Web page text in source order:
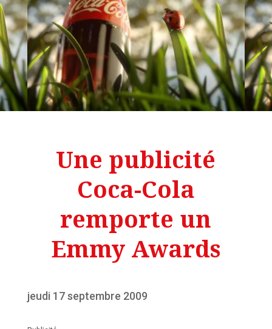
Une publicité
Coca-Cola
remporte un
Emmy Awards
jeudi 17 septembre 2009